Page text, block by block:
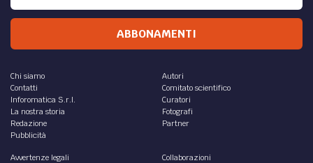
ABBONAMENTI
Chi siamo
Contatti
Inforomatica S.r.l.
La nostra storia
Redazione
Pubblicità
Autori
Comitato scientifico
Curatori
Fotografi
Partner
Avvertenze legali
Collaborazioni